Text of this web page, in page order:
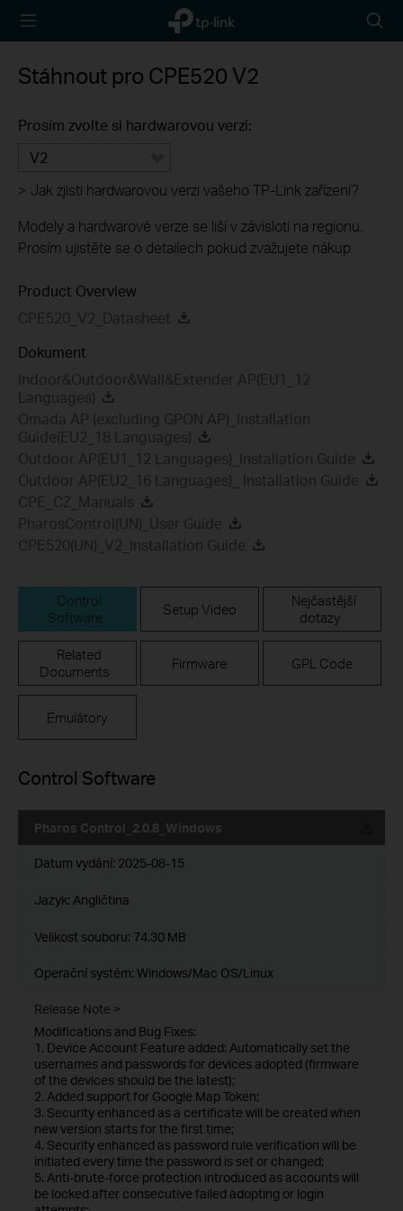
TP-Link,
Reliably
icon
Stáhnout pro CPE520 V2
Prosím zvolte si hardwarovou verzi:
V2
> Jak zjisti hardwarovou verzi vašeho TP-Link zařízení?
Modely a hardwarové verze se liší v závisloti na regionu.
Prosím ujistěte se o detailech pokud zvažujete nákup.
Product Overview
CPE520_V2_Datasheet
Dokument
Indoor&Outdoor&Wall&Extender AP(EU1_12
Languages)
Omada AP (excluding GPON AP)_Installation
Guide(EU2_18 Languages)
Outdoor AP(EU1_12 Languages)_Installation Guide
Outdoor AP(EU2_16 Languages)_ Installation Guide
CPE_CZ_Manuals
PharosControl(UN)_User Guide
CPE520(UN)_V2_Installation Guide
Control
Software
Setup Video
Nejčastější
dotazy
Related
Documents
Firmware GPL Code
Emulátory
Control Software
Pharos Control_2.0.8_Windows
Datum vydání: 2025-08-15
Jazyk: Angličtina
Velikost souboru: 74.30 MB
Operační systém: Windows/Mac OS/Linux
Release Note >
Modifications and Bug Fixes:
1. Device Account Feature added: Automatically set the
usernames and passwords for devices adopted (firmware
of the devices should be the latest);
2. Added support for Google Map Token;
3. Security enhanced as a certificate will be created when
new version starts for the first time;
4. Security enhanced as password rule verification will be
initiated every time the password is set or changed;
5. Anti-brute-force protection introduced as accounts will
be locked after consecutive failed adopting or login